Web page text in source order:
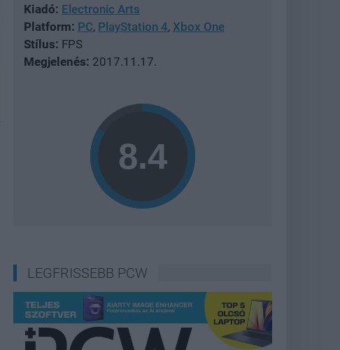
Kiadó: Electronic Arts
Platform: PC, PlayStation 4, Xbox One
Stílus: FPS
Megjelenés: 2017.11.17.
LEGFRISSEBB PCW